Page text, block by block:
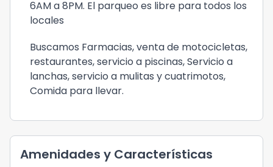
6AM a 8PM. El parqueo es libre para todos los
locales
Buscamos Farmacias, venta de motocicletas,
restaurantes, servicio a piscinas, Servicio a
lanchas, servicio a mulitas y cuatrimotos,
Comida para llevar.
Amenidades y Características